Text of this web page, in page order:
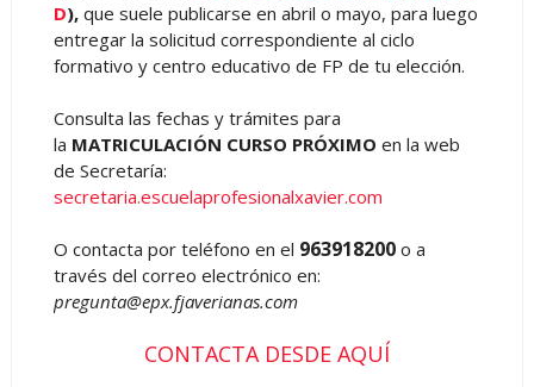
D),que suele publicarse en abril o mayo, para luego
entregar la solicitud correspondiente al ciclo
formativo y centro educativo de FP de tu elección.
Consulta las fechas y trámites para
la MATRICULACIÓN CURSO PRÓXIMO en la web
de Secretaría:
secretaria.escuelaprofesionalxavier.com
O contacta por teléfono en el 963918200 o a
través del correo electrónico en:
pregunta@epx.fjaverianas.com
CONTACTA DESDE AQUÍ